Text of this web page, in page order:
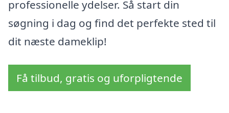
professionelle ydelser. Så start din
søgning i dag og find det perfekte sted til
dit næste dameklip!
Få tilbud, gratis og uforpligtende